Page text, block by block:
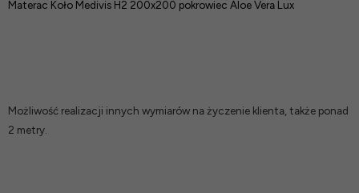
Materac Koło Medivis H2 200x200 pokrowiec Aloe Vera Lux
Możliwość realizacji innych wymiarów na życzenie klienta, także ponad
2 metry.